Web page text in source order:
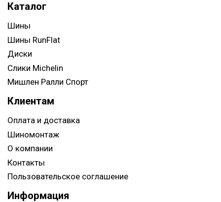
Каталог
Шины
Шины RunFlat
Диски
Слики Michelin
Мишлен Ралли Спорт
Клиентам
Оплата и доставка
Шиномонтаж
О компании
Контакты
Пользовательское соглашение
Информация